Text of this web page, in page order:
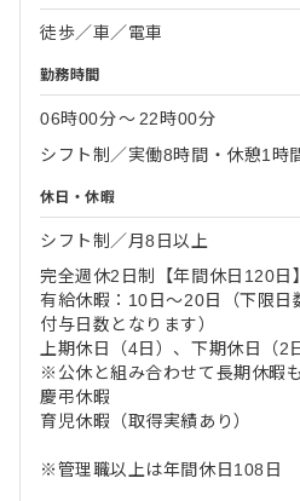
徒歩／車／電車
勤務時間
06時00分〜22時00分
シフト制／実働8時間・休憩1時
休日・休暇
シフト制／月8日以上
完全週休2日制【年間休日120日】
有給休暇：10日～20日（下限日
付与日数となります）
上期休日（4日）、下期休日（2
※公休と組み合わせて長期休暇
慶弔休暇
育児休暇（取得実績あり）
※管理職以上は年間休日108日